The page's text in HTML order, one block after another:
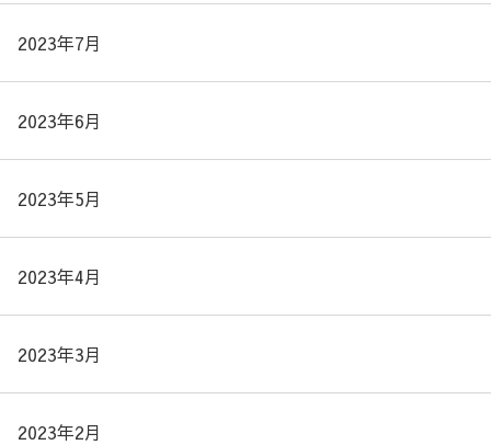
2023年7月
2023年6月
2023年5月
2023年4月
2023年3月
2023年2月